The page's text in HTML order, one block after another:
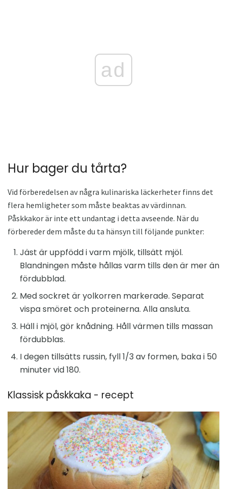
ad
Hur bager du tårta?
Vid förberedelsen av några kulinariska läckerheter finns det
flera hemligheter som måste beaktas av värdinnan.
Påskkakor är inte ett undantag i detta avseende. När du
förbereder dem måste du ta hänsyn till följande punkter:
Jäst är uppfödd i varm mjölk, tillsätt mjöl.
Blandningen måste hållas varm tills den är mer än
fördubblad.
Med sockret är yolkorren markerade. Separat
vispa smöret och proteinerna. Alla ansluta.
Häll i mjöl, gör knådning. Håll värmen tills massan
fördubblas.
I degen tillsätts russin, fyll 1/3 av formen, baka i 50
minuter vid 180.
Klassisk påskkaka - recept